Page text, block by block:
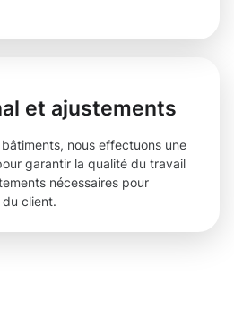
et ajustements
nous effectuons une
garantir la qualité du travail
nécessaires pour
client.